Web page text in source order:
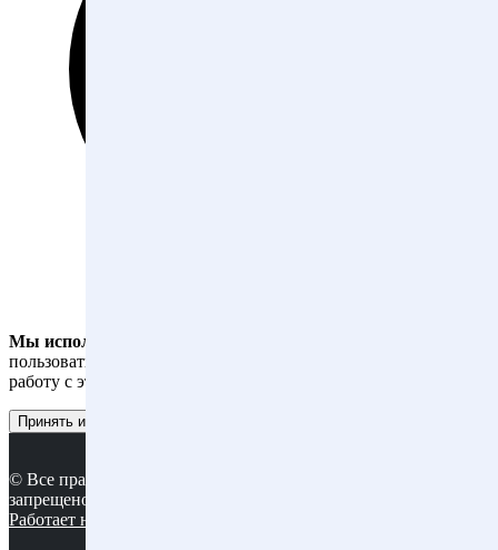
Мы используем файлы cookies
пользоваться сайтом. Оставаясь на сайте, вы даете согласие на
работу с этими файлами.
Принять и закрыть
© Все права защищены. Копирование материалов сайта
запрещено.
Работает на MatroNet